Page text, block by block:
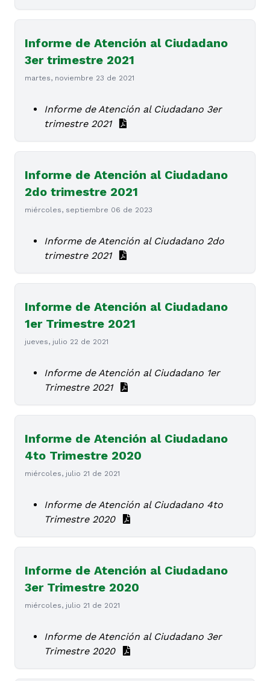
Informe de Atención al Ciudadano
3er trimestre 2021
martes, noviembre 23 de 2021
Informe de Atención al Ciudadano 3er
trimestre 2021
Informe de Atención al Ciudadano
2do trimestre 2021
miércoles, septiembre 06 de 2023
Informe de Atención al Ciudadano 2do
trimestre 2021
Informe de Atención al Ciudadano
1er Trimestre 2021
jueves, julio 22 de 2021
Informe de Atención al Ciudadano 1er
Trimestre 2021
Informe de Atención al Ciudadano
4to Trimestre 2020
miércoles, julio 21 de 2021
Informe de Atención al Ciudadano 4to
Trimestre 2020
Informe de Atención al Ciudadano
3er Trimestre 2020
miércoles, julio 21 de 2021
Informe de Atención al Ciudadano 3er
Trimestre 2020